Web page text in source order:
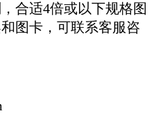
合适4倍或以下规格图
图卡，可联系客服咨